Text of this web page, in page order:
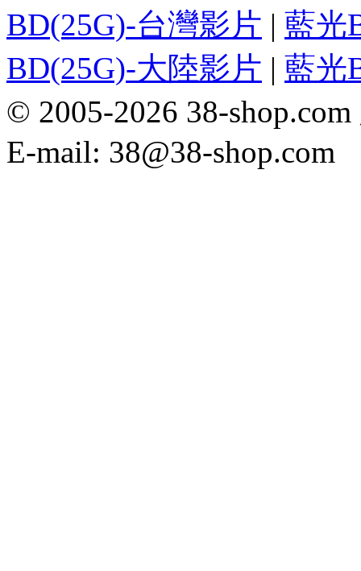
BD(25G)-台灣影片 | 藍光
BD(25G)-大陸影片 | 藍光
© 2005-2026 38-
E-mail: 38@38-shop.com